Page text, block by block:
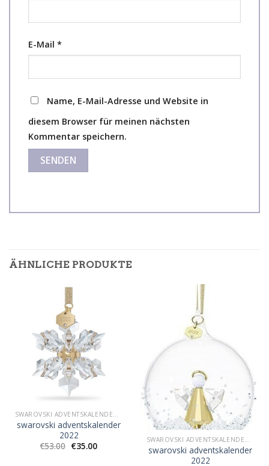
E-Mail *
Name, E-Mail-Adresse und Website in
diesem Browser für meinen nächsten
Kommentar speichern.
ÄHNLICHE PRODUKTE
SWAROVSKI ADVENTSKALENDER 2022
swarovski adventskalender
2022
€53.00 €35.00
SWAROVSKI ADVENTSKALENDER 2022
swarovski adventskalender
2022